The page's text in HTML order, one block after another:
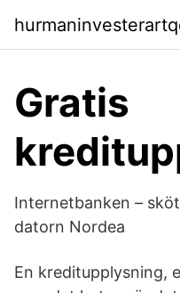
Gratis
Internetbanken –
datorn Nordea
En kreditupplysning,